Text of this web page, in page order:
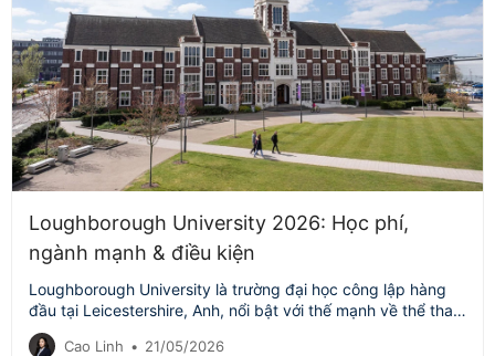
Loughborough University 2026: Học phí,
ngành mạnh & điều kiện
Loughborough University là trường đại học công lập hàng
đầu tại Leicestershire, Anh, nổi bật với thế mạnh về thể thao,
kỹ…
Cao Linh • 21/05/2026